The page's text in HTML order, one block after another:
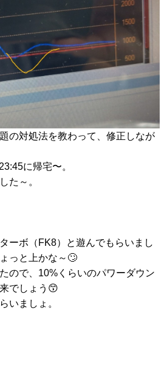
の対処法を教わって、修正しなが
に帰宅〜。
た～。
ーボ（FK8）と遊んでもらいまし
っと上かな～🙄
ので、10%くらいのパワーダウン
でしょう😙
いましょ。